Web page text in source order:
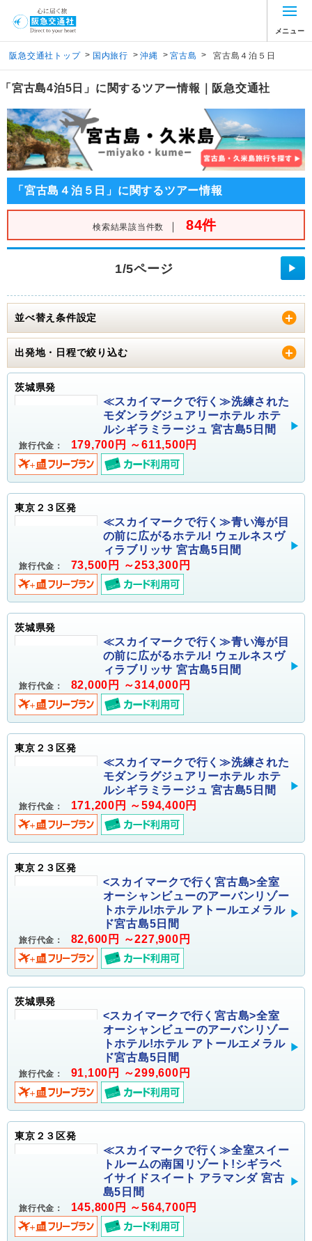
メニュー
阪急交通社トップ > 国内旅行 > 沖縄 > 宮古島 > 宮古島４泊５日
「宮古島4泊5日」に関するツアー情報｜阪急交通社
「宮古島４泊５日」に関するツアー情報
検索結果該当件数 ｜ 84件
1/5ページ ▶
並べ替え条件設定
出発地・日程で絞り込む
茨城県発
≪スカイマークで行く≫洗練された
モダンラグジュアリーホテル ホテ
ルシギラミラージュ 宮古島5日間
旅行代金： 179,700円 ～611,500円
東京２３区発
≪スカイマークで行く≫青い海が目
の前に広がるホテル! ウェルネスヴ
ィラブリッサ 宮古島5日間
旅行代金： 73,500円 ～253,300円
茨城県発
≪スカイマークで行く≫青い海が目
の前に広がるホテル! ウェルネスヴ
ィラブリッサ 宮古島5日間
旅行代金： 82,000円 ～314,000円
東京２３区発
≪スカイマークで行く≫洗練された
モダンラグジュアリーホテル ホテ
ルシギラミラージュ 宮古島5日間
旅行代金： 171,200円 ～594,400円
東京２３区発
<スカイマークで行く宮古島>全室
オーシャンビューのアーバンリゾー
トホテル!ホテル アトールエメラル
ド宮古島5日間
旅行代金： 82,600円 ～227,900円
茨城県発
<スカイマークで行く宮古島>全室
オーシャンビューのアーバンリゾー
トホテル!ホテル アトールエメラル
ド宮古島5日間
旅行代金： 91,100円 ～299,600円
東京２３区発
≪スカイマークで行く≫全室スイー
トルームの南国リゾート!シギラベ
イサイドスイート アラマンダ 宮古
島5日間
旅行代金： 145,800円 ～564,700円